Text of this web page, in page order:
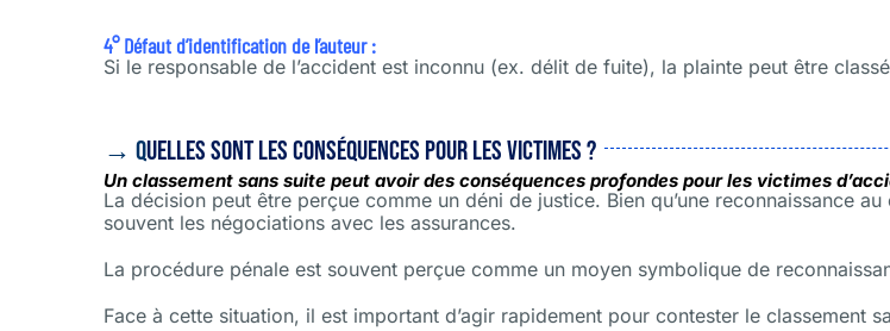
4° Défaut d’identification de l’auteur :
Si le responsable de l’accident est inconnu (ex. délit de fuite), la plainte peut être
→ Quelles sont les conséquences pour les victimes ?
Un classement sans suite peut avoir des conséquences profondes pour les victimes
La décision peut être perçue comme un déni de justice. Bien qu’une reconnaissance
souvent les négociations avec les assurances.
La procédure pénale est souvent perçue comme un moyen symbolique de
Face à cette situation, il est important d’agir rapidement pour contester le classement